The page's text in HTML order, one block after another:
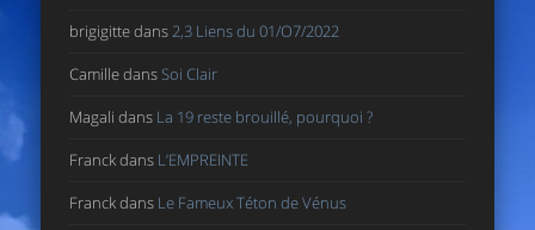
brigigittedans 2,3 Liens du 01/O7/2022
Camilledans Soi Clair
Magali dans La 19 reste brouillé, pourquoi ?
Franckdans L’EMPREINTE
Franckdans Le Fameux Téton de Vénus